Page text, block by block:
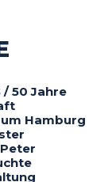
/ 50 Jahre
Hamburg